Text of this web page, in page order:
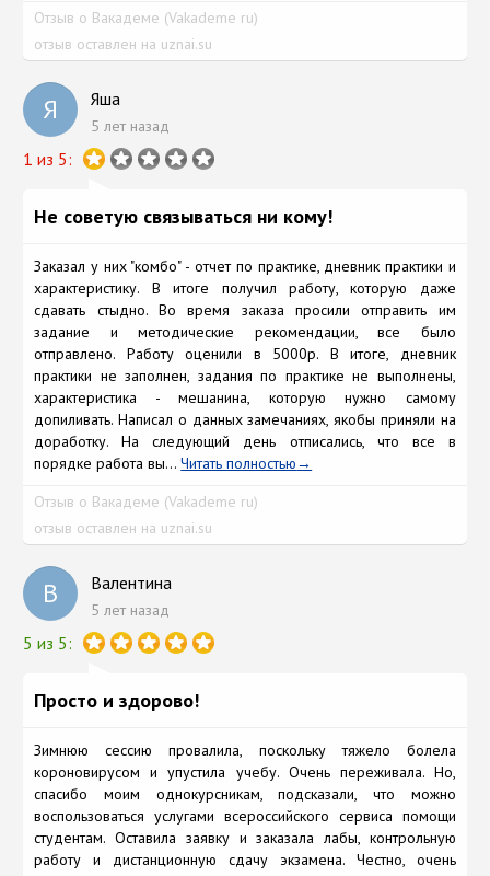
Отзыв о Вакадеме (Vakademe ru)
отзыв оставлен на uznai.su
Я Яша
5 лет назад
1 из 5:
Не советую связываться ни кому!
Заказал у них "комбо" - отчет по практике, дневник практики и
характеристику. В итоге получил работу, которую даже
сдавать стыдно. Во время заказа просили отправить им
задание и методические рекомендации, все было
отправлено. Работу оценили в 5000р. В итоге, дневник
практики не заполнен, задания по практике не выполнены,
характеристика - мешанина, которую нужно самому
допиливать. Написал о данных замечаниях, якобы приняли на
доработку. На следующий день отписались, что все в
порядке работа вы...Читать полностью
Отзыв о Вакадеме (Vakademe ru)
отзыв оставлен на uznai.su
В Валентина
5 лет назад
5 из 5:
Просто и здорово!
Зимнюю сессию провалила, поскольку тяжело болела
короновирусом и упустила учебу. Очень переживала. Но,
спасибо моим однокурсникам, подсказали, что можно
воспользоваться услугами всероссийского сервиса помощи
студентам. Оставила заявку и заказала лабы, контрольную
работу и дистанционную сдачу экзамена. Честно, очень